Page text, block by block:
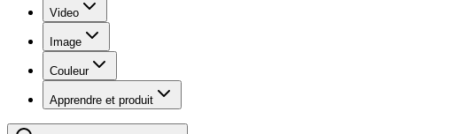
Video
Image
Couleur
Apprendre et produit